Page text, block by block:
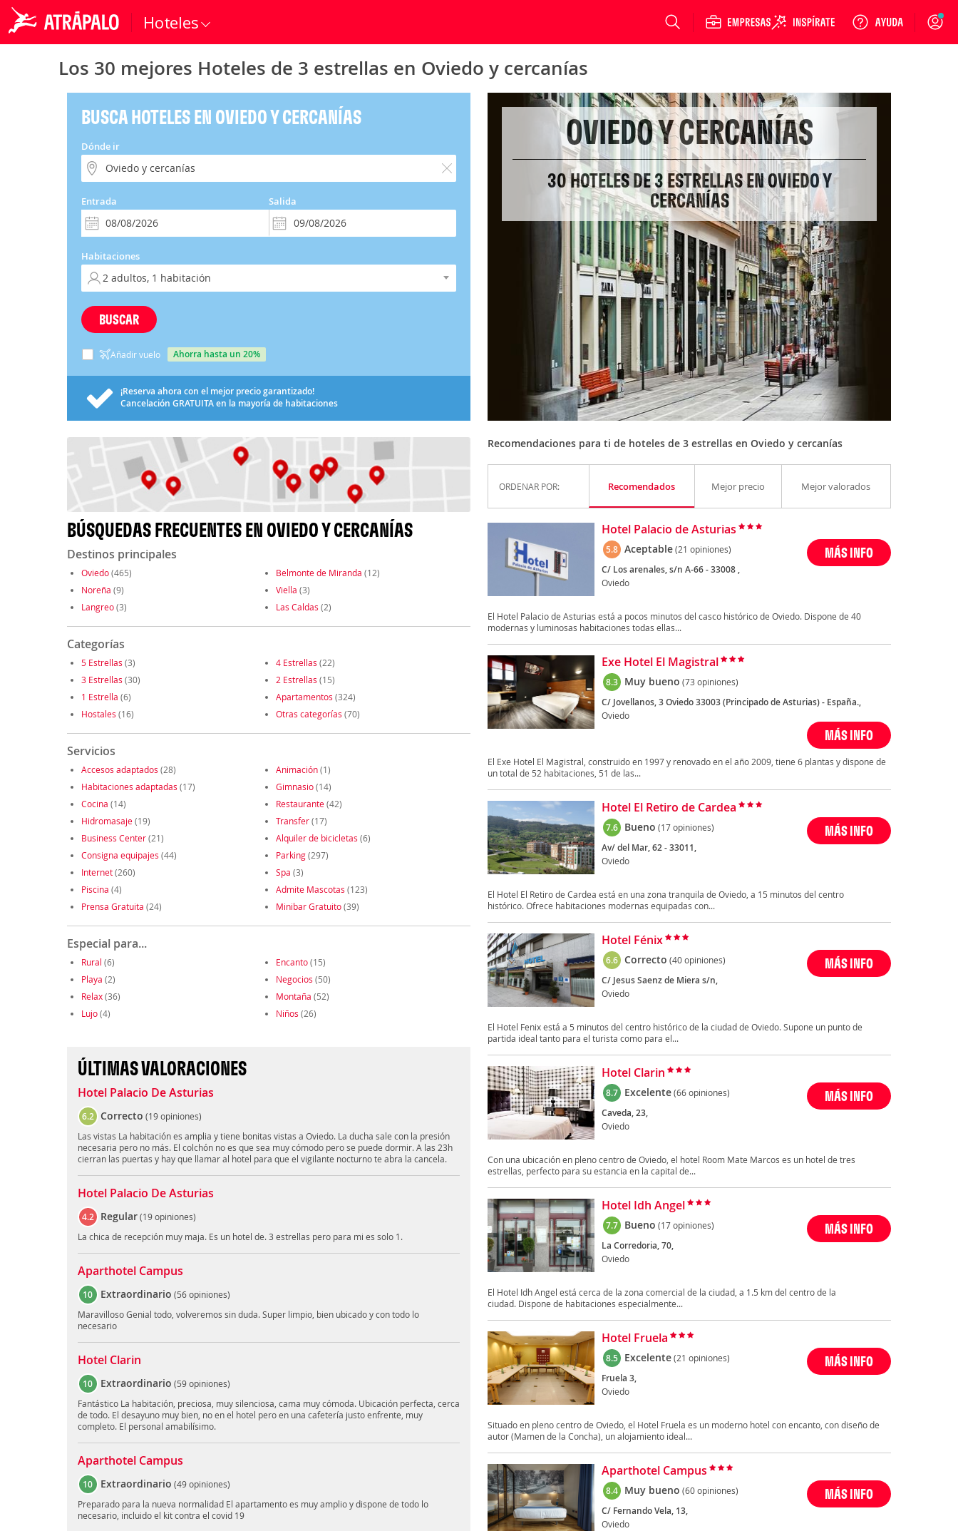
Hoteles Login
Los 30 mejores Hoteles de 3 estrellas en Oviedo y cercanías
BUSCA HOTELES EN OVIEDO Y CERCANÍAS
Dónde ir
Entrada Salida
Habitaciones
BUSCAR
Añadir vuelo ahorra hasta un 20%
¡Reserva ahora con el mejor precio garantizado!
Cancelación GRATUITAen la mayoría de habitaciones
BÚSQUEDAS FRECUENTES EN OVIEDO Y CERCANÍAS
Destinos principales
Oviedo(465) Belmonte de Miranda (12)
Noreña (9) Viella (3)
Langreo(3) Las Caldas (2)
Categorías
5 Estrellas (3) 4 Estrellas (22)
3 Estrellas (30) 2 Estrellas (15)
1 Estrella (6) Apartamentos (324)
Hostales (16) Otras categorías (70)
Servicios
Accesos adaptados (28) Animación(1)
Habitaciones adaptadas (17) Gimnasio(14)
Cocina (14) Restaurante(42)
Hidromasaje(19) Transfer(17)
Business Center(21) Alquiler de bicicletas (6)
Consigna equipajes (44) Parking(297)
Internet(260) Spa (3)
Piscina (4) Admite Mascotas (123)
Prensa Gratuita (24) Minibar Gratuito(39)
Especial para...
Rural (6) Encanto(15)
Playa (2) Negocios (50)
Relax(36) Montaña (52)
Lujo(4) Niños (26)
ÚLTIMAS VALORACIONES
Hotel Palacio De Asturias
6.2 Correcto (19 opiniones)
Las vistas La habitación es amplia y tiene bonitas vistas a Oviedo. La ducha sale con la presión
necesaria pero no más. El colchón no es que sea muy cómodo pero se puede dormir. A las 23h
cierran las puertas y hay que llamar al hotel para que el vigilante nocturno te abra la cancela.
Hotel Palacio De Asturias
4.2 Regular(19 opiniones)
La chica de recepción muy maja. Es un hotel de. 3 estrellas pero para mi es solo 1.
Aparthotel Campus
10 Extraordinario (56 opiniones)
Maravilloso Genial todo, volveremos sin duda. Super limpio, bien ubicado y con todo lo
necesario
Hotel Clarin
10 Extraordinario (59 opiniones)
Fantástico La habitación, preciosa, muy silenciosa, cama muy cómoda. Ubicación perfecta, cerca
de todo. El desayuno muy bien, no en el hotel pero en una cafetería justo enfrente, muy
completo. El personal amabilísimo.
Aparthotel Campus
10 Extraordinario (49 opiniones)
Preparado para la nueva normalidad El apartamento es muy amplio y dispone de todo lo
necesario, incluido el kit contra el covid 19
OVIEDO Y CERCANÍAS
30 HOTELES DE 3 ESTRELLAS EN OVIEDO Y
CERCANÍAS
Recomendaciones para ti de hoteles de 3 estrellas en Oviedo y cercanías
ORDENAR POR: Recomendados Mejor precio Mejor valorados
Hotel Palacio de Asturias
5.8 Aceptable(21 opiniones)
C/ Los arenales, s/n A-66 - 33008 ,
Oviedo
MÁS INFO
El Hotel Palacio de Asturias está a pocos minutos del casco histórico de Oviedo. Dispone de 40
modernas y luminosas habitaciones todas ellas...
Exe Hotel El Magistral
8.3 Muy bueno (73 opiniones)
C/ Jovellanos, 3 Oviedo 33003 (Principado de Asturias) - España.,
Oviedo
MÁS INFO
El Exe Hotel El Magistral, construido en 1997 y renovado en el año 2009, tiene 6 plantas y dispone de
un total de 52 habitaciones, 51 de las...
Hotel El Retiro de Cardea
7.6 Bueno (17 opiniones)
Av/ del Mar, 62 - 33011,
Oviedo
MÁS INFO
El Hotel El Retiro de Cardea está en una zona tranquila de Oviedo, a 15 minutos del centro
histórico. Ofrece habitaciones modernas equipadas con...
Hotel Fénix
6.6 Correcto (40 opiniones)
C/ Jesus Saenz de Miera s/n,
Oviedo
MÁS INFO
El Hotel Fenix está a 5 minutos del centro histórico de la ciudad de Oviedo. Supone un punto de
partida ideal tanto para el turista como para el...
Hotel Clarin
8.7 Excelente(66 opiniones)
Caveda, 23,
Oviedo
MÁS INFO
Con una ubicación en pleno centro de Oviedo, el hotel Room Mate Marcos es un hotel de tres
estrellas, perfecto para su estancia en la capital de...
Hotel Idh Angel
7.7 Bueno (17 opiniones)
La Corredoria, 70,
Oviedo
MÁS INFO
El Hotel Idh Angel está cerca de la zona comercial de la ciudad, a 1.5 km del centro de la
ciudad. Dispone de habitaciones especialmente...
Hotel Fruela
8.5 Excelente(21 opiniones)
Fruela 3,
Oviedo
MÁS INFO
Situado en pleno centro de Oviedo, el Hotel Fruela es un moderno hotel con encanto, con diseño de
autor (Mamen de la Concha), un alojamiento ideal...
Aparthotel Campus
8.4 Muy bueno (60 opiniones)
C/ Fernando Vela, 13,
Oviedo
MÁS INFO